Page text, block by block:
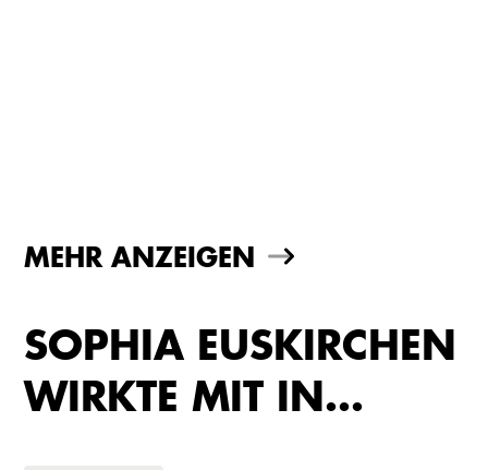
MEHR ANZEIGEN
SOPHIA EUSKIRCHEN
WIRKTE MIT IN…